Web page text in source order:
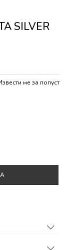
SILVER
ме за попуст